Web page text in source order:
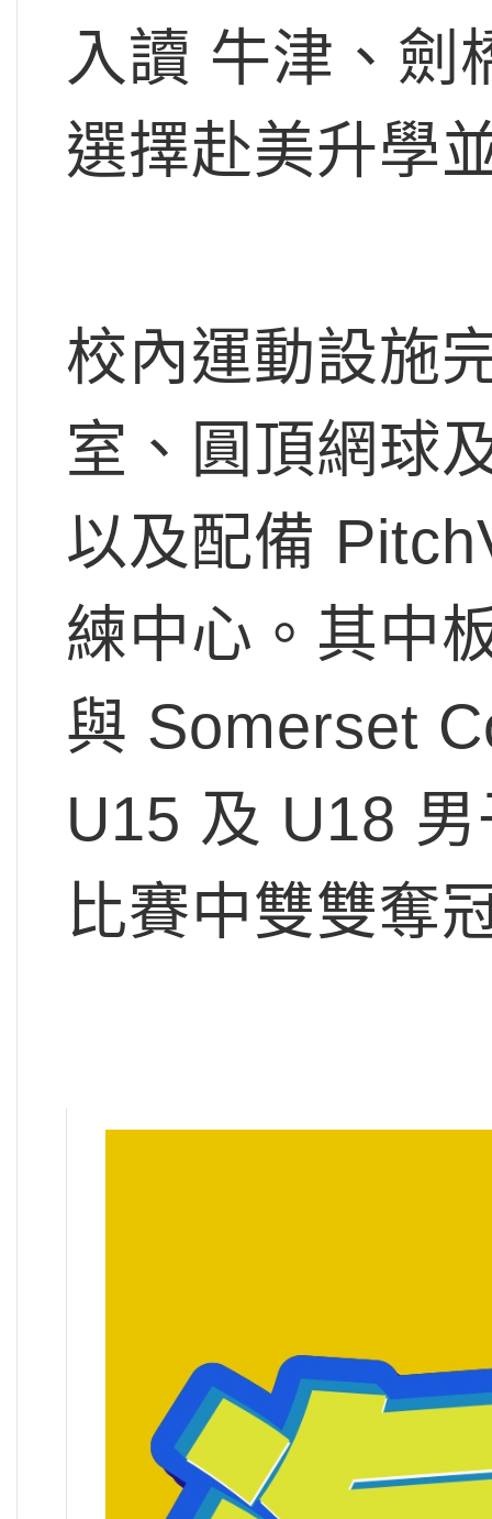
入讀 牛津、劍
選擇赴美升學
校內運動設施
室、圓頂網球
以及配備
練中心。其中
與 Somerset
U15 及 U18
比賽中雙雙奪